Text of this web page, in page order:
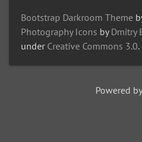
Bootstrap Darkroom Theme
Photography Icons byDmitry
under Creative Commons 3.0.
Powered by